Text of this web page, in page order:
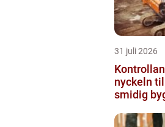
31 juli 2026
nyckeln
smidig